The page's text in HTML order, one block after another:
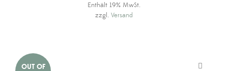
Enthält 19% MwSt.
zzgl. Versand